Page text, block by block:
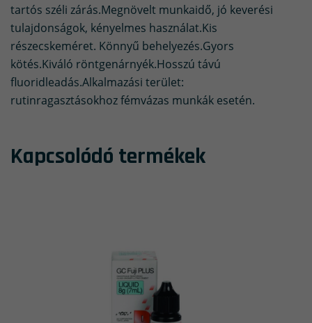
tartós széli zárás.Megnövelt munkaidő, jó keverési
tulajdonságok, kényelmes használat.Kis
részecskeméret. Könnyű behelyezés.Gyors
kötés.Kiváló röntgenárnyék.Hosszú távú
fluoridleadás.Alkalmazási terület:
rutinragasztásokhoz fémvázas munkák esetén.
Kapcsolódó termékek